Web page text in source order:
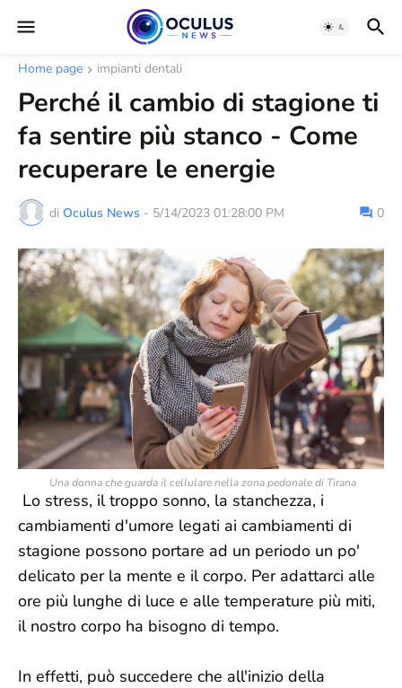
Home page impianti dentali
Perché il cambio di stagione ti
fa sentire più stanco - Come
recuperare le energie
di Oculus News - 5/14/2023 01:28:00 PM 0
Una donna che guarda il cellulare nella zona pedonale di Tirana
Lo stress, il troppo sonno, la stanchezza, i
cambiamenti d'umore legati ai cambiamenti di
stagione possono portare ad un periodo un po'
delicato per la mente e il corpo. Per adattarci alle
ore più lunghe di luce e alle temperature più miti,
il nostro corpo ha bisogno di tempo.
In effetti, può succedere che all'inizio della